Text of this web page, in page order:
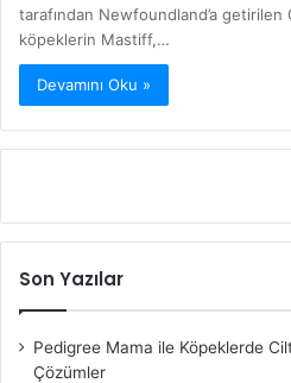
tarafından Newfoundland’a
köpeklerin Mastiff,…
Devamını Oku »
Son Yazılar
Pedigree Mama ile Köpeklerde
Çözümler